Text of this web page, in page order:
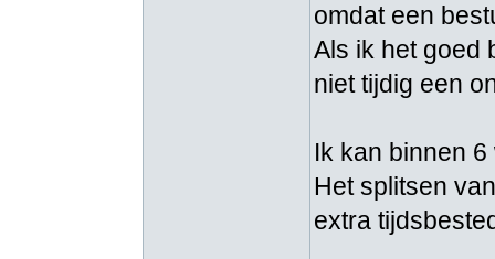
omdat een
Als ik het goed
niet tijdig een
Ik kan binnen
Het splitsen
extra